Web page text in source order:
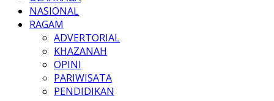
NASIONAL
RAGAM
ADVERTORIAL
KHAZANAH
OPINI
PARIWISATA
PENDIDIKAN